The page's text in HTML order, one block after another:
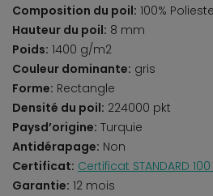
Composition du poil: 100%
Hauteur du poil: 8 mm
Poids: 1400 g/m2
Couleur dominante: gris
Forme: Rectangle
Densité du poil: 224000 pkt
Paysd’origine: Turquie
Antidérapage: Non
Certificat: Certificat STANDARD
Garantie: 12 mois